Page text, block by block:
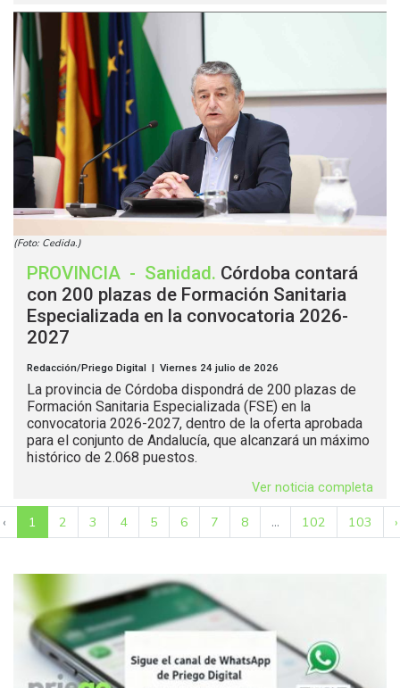
(Foto: Cedida.)
PROVINCIA - Sanidad. Córdoba contará
con 200 plazas de Formación Sanitaria
Especializada en la convocatoria 2026-
2027
Redacción/Priego Digital | Viernes 24 julio de 2026
La provincia de Córdoba dispondrá de 200 plazas de
Formación Sanitaria Especializada (FSE) en la
convocatoria 2026-2027, dentro de la oferta aprobada
para el conjunto de Andalucía, que alcanzará un máximo
histórico de 2.068 puestos.
Ver noticia completa
‹ 1 2 3 4 5 6 7 8 ... 102 103 ›